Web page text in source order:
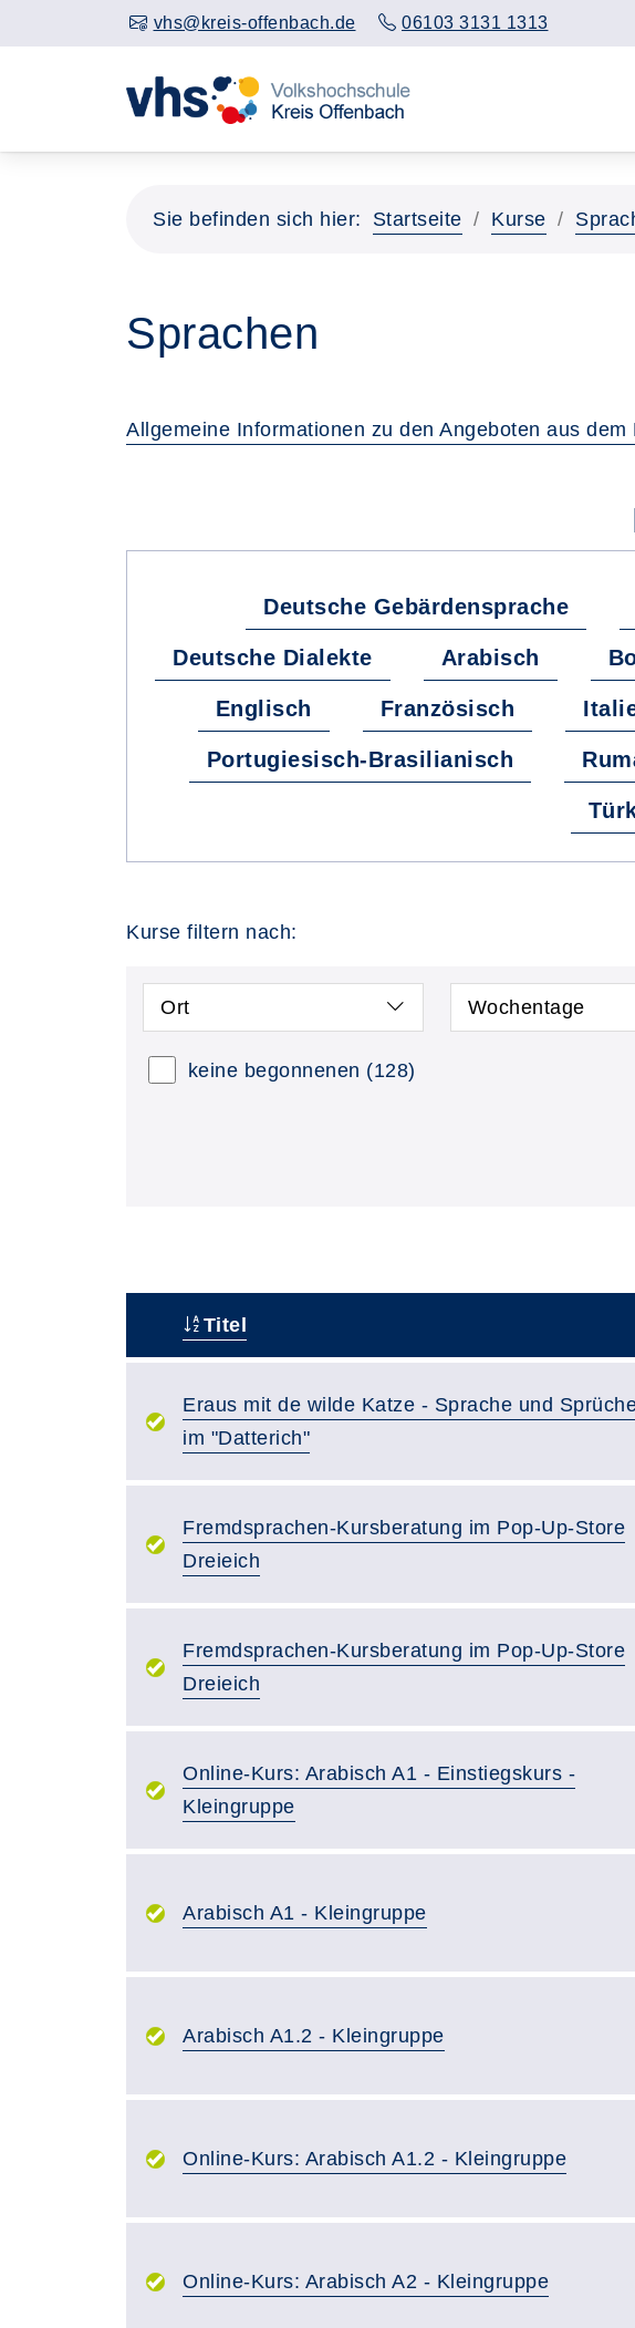
vhs@kreis-offenbach.de 06103 3131 1313
Sie befinden sich hier: Startseite Kurse
Sprachen
Allgemeine Informationen zu den Angeboten aus
Deutsche Gebärdensprache
Deutsche Dialekte Arabisch
Englisch Französisch
Portugiesisch-Brasilianisch
Kurse filtern nach:
Ort Wochentage
keine begonnenen (128)
Titel
Eraus mit de wilde Katze - Sprache und
im "Datterich"
Fremdsprachen-Kursberatung im Pop-Up-Store
Dreieich
Fremdsprachen-Kursberatung im Pop-Up-Store
Dreieich
Online-Kurs: Arabisch A1 - Einstiegskurs -
Kleingruppe
Arabisch A1 - Kleingruppe
Arabisch A1.2 - Kleingruppe
Online-Kurs: Arabisch A1.2 - Kleingruppe
Online-Kurs: Arabisch A2 - Kleingruppe